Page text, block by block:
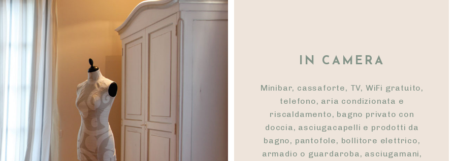
IN CAMERA
Minibar, cassaforte, TV, WiFi gratuito,
telefono, aria condizionata e
riscaldamento, bagno privato con
doccia, asciugacapelli e prodotti da
bagno, pantofole, bollitore elettrico,
armadio o guardaroba, asciugamani,